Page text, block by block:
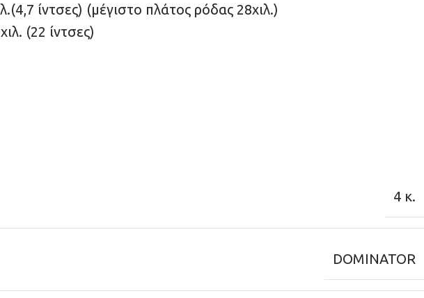
ίντσες) (μέγιστο πλάτος ρόδας 28χιλ.)
(22 ίντσες)
4 κ.
DOMINATOR